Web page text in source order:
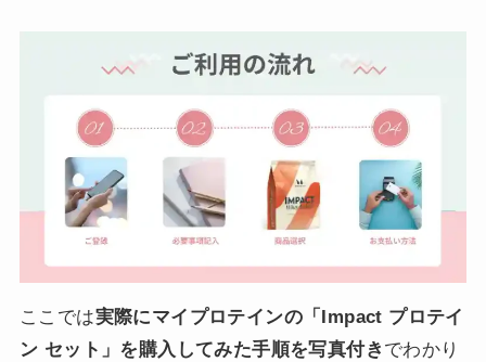
ここでは実際にマイプロテインの「Impact プロテイ
ン セット」を購入してみた手順を写真付き でわかり